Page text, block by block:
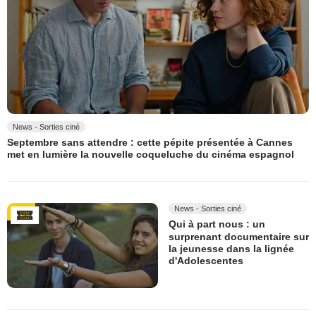
News - Sorties ciné
Septembre sans attendre : cette pépite présentée à Cannes
met en lumière la nouvelle coqueluche du cinéma espagnol
News - Sorties ciné
Qui à part nous : un
surprenant documentaire sur
la jeunesse dans la lignée
d'Adolescentes